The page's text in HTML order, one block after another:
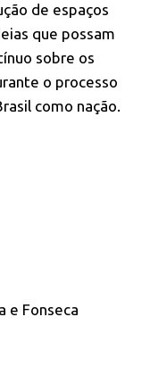
de espaços
que possam
sobre os
o processo
como nação.
e Fonseca